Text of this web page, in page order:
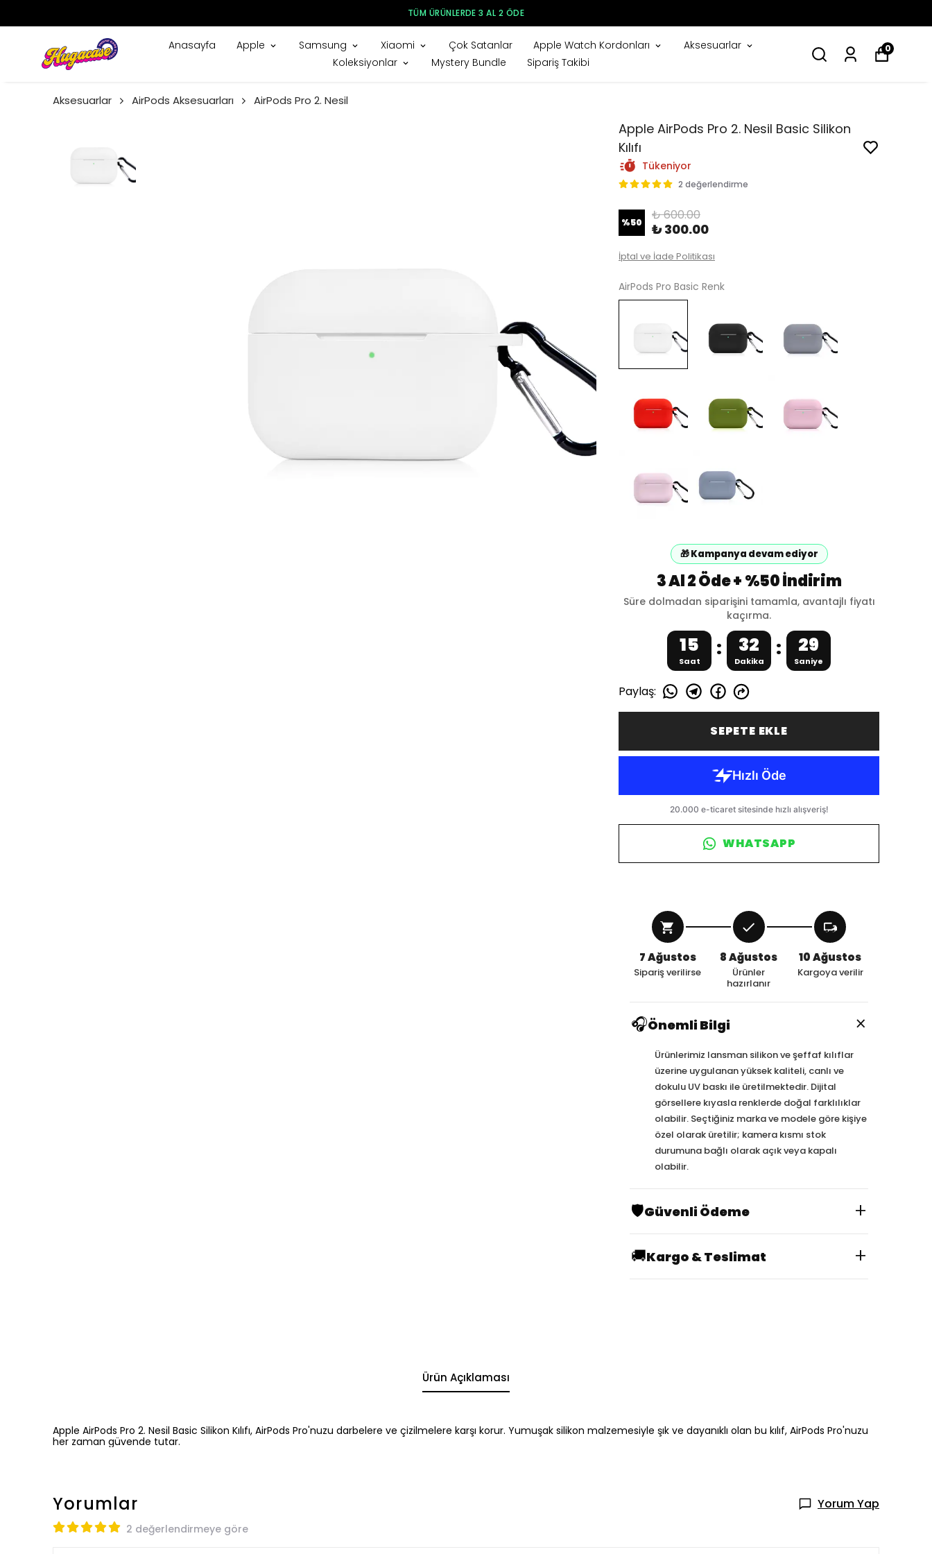
TÜM ÜRÜNLERDE 3 AL 2 ÖDE
Anasayfa Apple Samsung Xiaomi Çok Satanlar Apple Watch Kordonları
Aksesuarlar
Koleksiyonlar
Mystery Bundle Sipariş Takibi
0
Aksesuarlar AirPods Aksesuarları AirPods Pro 2. Nesil
Apple AirPods Pro 2. Nesil Basic Silikon
Kılıfı
Tükeniyor
2 değerlendirme
%50 ₺ 600.00
₺ 300.00
İptal ve İade Politikası
AirPods Pro Basic Renk
🎁 Kampanya devam ediyor
3 Al 2 Öde + %50 İndirim
Süre dolmadan siparişini tamamla, avantajlı fiyatı
kaçırma.
15
Saat
: 32
Dakika
: 28
Saniye
Paylaş:
SEPETE EKLE
WHATSAPP
7 Ağustos
Sipariş verilirse
8 Ağustos
Ürünler
hazırlanır
10 Ağustos
Kargoya verilir
🎧Önemli Bilgi ×
Ürünlerimiz lansman silikon ve şeffaf kılıflar
üzerine uygulanan yüksek kaliteli, canlı ve
dokulu UV baskı ile üretilmektedir. Dijital
görsellere kıyasla renklerde doğal farklılıklar
olabilir. Seçtiğiniz marka ve modele göre kişiye
özel olarak üretilir; kamera kısmı stok
durumuna bağlı olarak açık veya kapalı
olabilir.
🛡️Güvenli Ödeme +
🚚Kargo & Teslimat +
Ürün Açıklaması
Apple AirPods Pro 2. Nesil Basic Silikon Kılıfı, AirPods Pro'nuzu darbelere ve çizilmelere karşı korur. Yumuşak silikon malzemesiyle şık ve dayanıklı olan bu kılıf, AirPods Pro'nuzu
her zaman güvende tutar.
Yorumlar Yorum Yap
2 değerlendirmeye göre